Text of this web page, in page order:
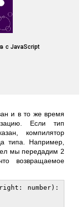
с JavaScript
и в то же время
Если тип
компилятор
типа. Например,
мы передадим 2
возвращаемое
number):